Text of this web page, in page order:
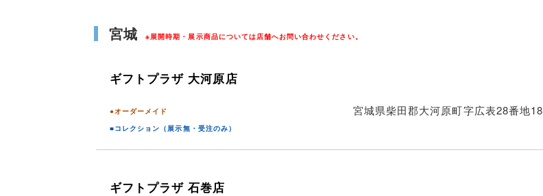
宮城 ※展開時期・展示商品については店舗へお問い合わせください。
ギフトプラザ 大河原店
●オーダーメイド
■コレクション（展示無・受注のみ）
宮城県柴田郡大河原町字広表28番地18
ギフトプラザ石巻店